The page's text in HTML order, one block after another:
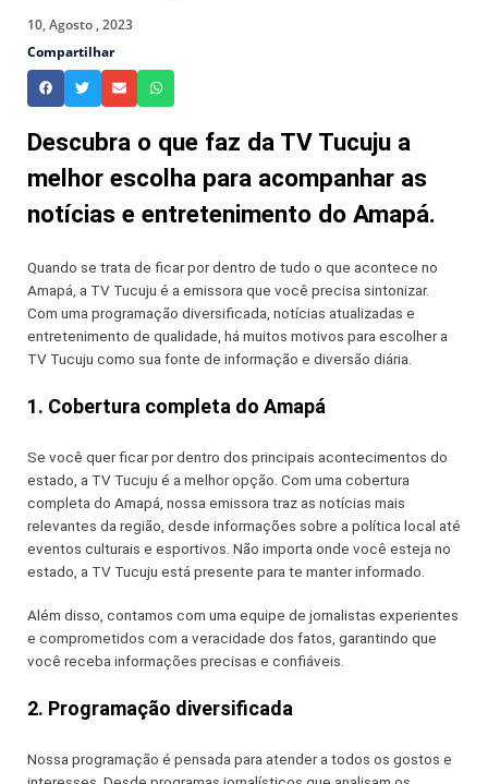
10, Agosto , 2023
Compartilhar
Descubra o que faz da TV Tucuju a
melhor escolha para acompanhar as
notícias e entretenimento do Amapá.
Quando se trata de ficar por dentro de tudo o que acontece no
Amapá, a TV Tucuju é a emissora que você precisa sintonizar.
Com uma programação diversificada, notícias atualizadas e
entretenimento de qualidade, há muitos motivos para escolher a
TV Tucuju como sua fonte de informação e diversão diária.
1. Cobertura completa do Amapá
Se você quer ficar por dentro dos principais acontecimentos do
estado, a TV Tucuju é a melhor opção. Com uma cobertura
completa do Amapá, nossa emissora traz as notícias mais
relevantes da região, desde informações sobre a política local até
eventos culturais e esportivos. Não importa onde você esteja no
estado, a TV Tucuju está presente para te manter informado.
Além disso, contamos com uma equipe de jornalistas experientes
e comprometidos com a veracidade dos fatos, garantindo que
você receba informações precisas e confiáveis.
2. Programação diversificada
Nossa programação é pensada para atender a todos os gostos e